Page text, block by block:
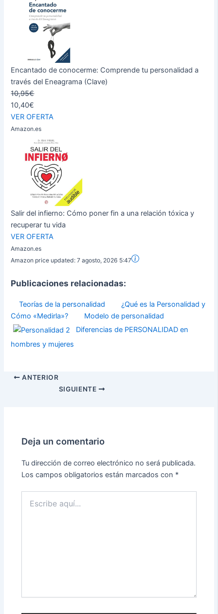
Encantado de conocerme: Comprende tu personalidad a
través del Eneagrama (Clave)
10,95€
10,40€
VER OFERTA
Amazon.es
Salir del infierno: Cómo poner fin a una relación tóxica y
recuperar tu vida
VER OFERTA
Amazon.es
Amazon price updated:7 agosto, 2026 5:47
Publicaciones relacionadas:
Teorías de la personalidad
¿Qué es la Personalidad y
Cómo «Medirla»?
Modelo de personalidad
Diferencias de PERSONALIDAD en
hombres y mujeres
ANTERIOR
SIGUIENTE
Deja un comentario
Tu dirección de correo electrónico no será publicada.
Los campos obligatorios están marcados con *
aquí...